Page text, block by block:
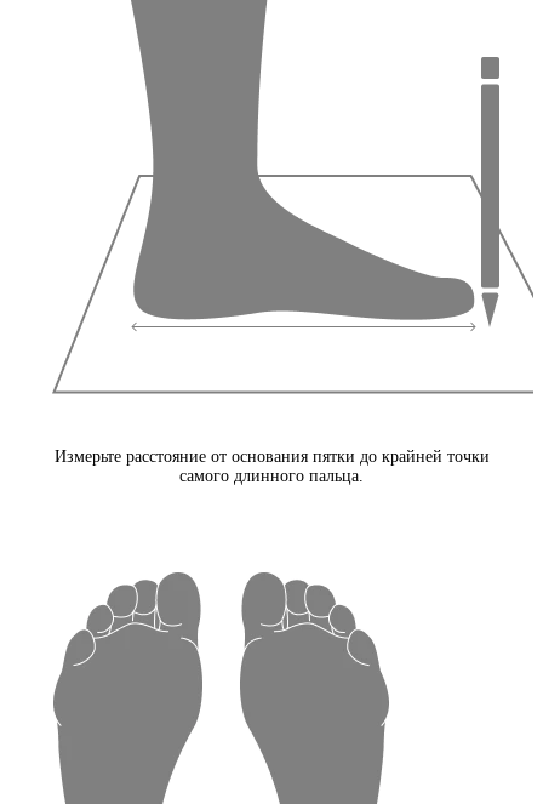
Измерьте расстояние от основания пятки до крайней точки
самого длинного пальца.